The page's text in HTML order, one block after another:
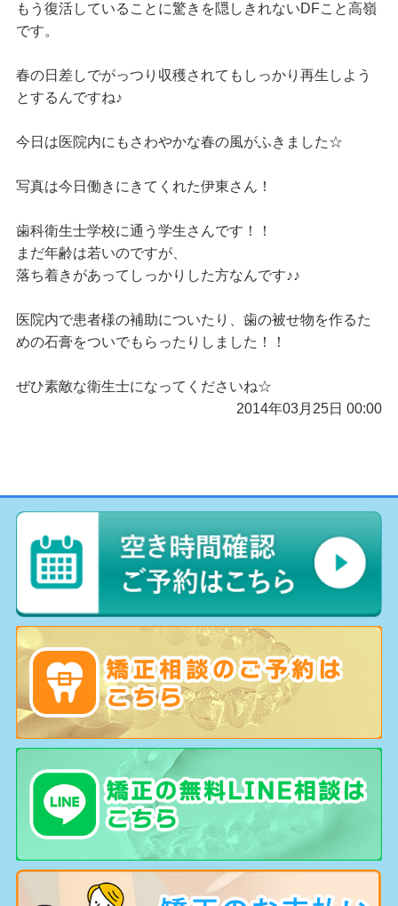
もう復活していることに驚きを隠しきれないDFこと高嶺
です。
春の日差しでがっつり収穫されてもしっかり再生しよう
とするんですね♪
今日は医院内にもさわやかな春の風がふきました☆
写真は今日働きにきてくれた伊東さん！
歯科衛生士学校に通う学生さんです！！
まだ年齢は若いのですが、
落ち着きがあってしっかりした方なんです♪♪
医院内で患者様の補助についたり、歯の被せ物を作るた
めの石膏をついでもらったりしました！！
ぜひ素敵な衛生士になってくださいね☆
2014年03月25日 00:00